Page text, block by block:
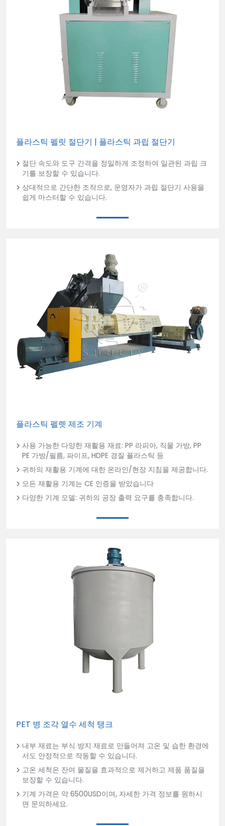
플라스틱 펠릿 절단기 | 플라스틱 과립 절단기
절단 속도와 도구 간격을 정밀하게 조정하여 일관된 과립 크
기를 보장할 수 있습니다.
상대적으로 간단한 조작으로, 운영자가 과립 절단기 사용을
쉽게 마스터할 수 있습니다.
플라스틱 펠렛 제조 기계
사용 가능한 다양한 재활용 재료: PP 라피아, 직물 가방, PP
PE 가방/필름, 파이프, HDPE 경질 플라스틱 등
귀하의 재활용 기계에 대한 온라인/현장 지침을 제공합니다.
모든 재활용 기계는 CE 인증을 받았습니다
다양한 기계 모델: 귀하의 공장 출력 요구를 충족합니다.
PET 병 조각 열수 세척 탱크
내부 재료는 부식 방지 재료로 만들어져 고온 및 습한 환경에
서도 안정적으로 작동할 수 있습니다.
고온 세척은 잔여 물질을 효과적으로 제거하고 제품 품질을
보장할 수 있습니다.
기계 가격은 약 6500USD이며, 자세한 가격 정보를 원하시
면 문의하세요.